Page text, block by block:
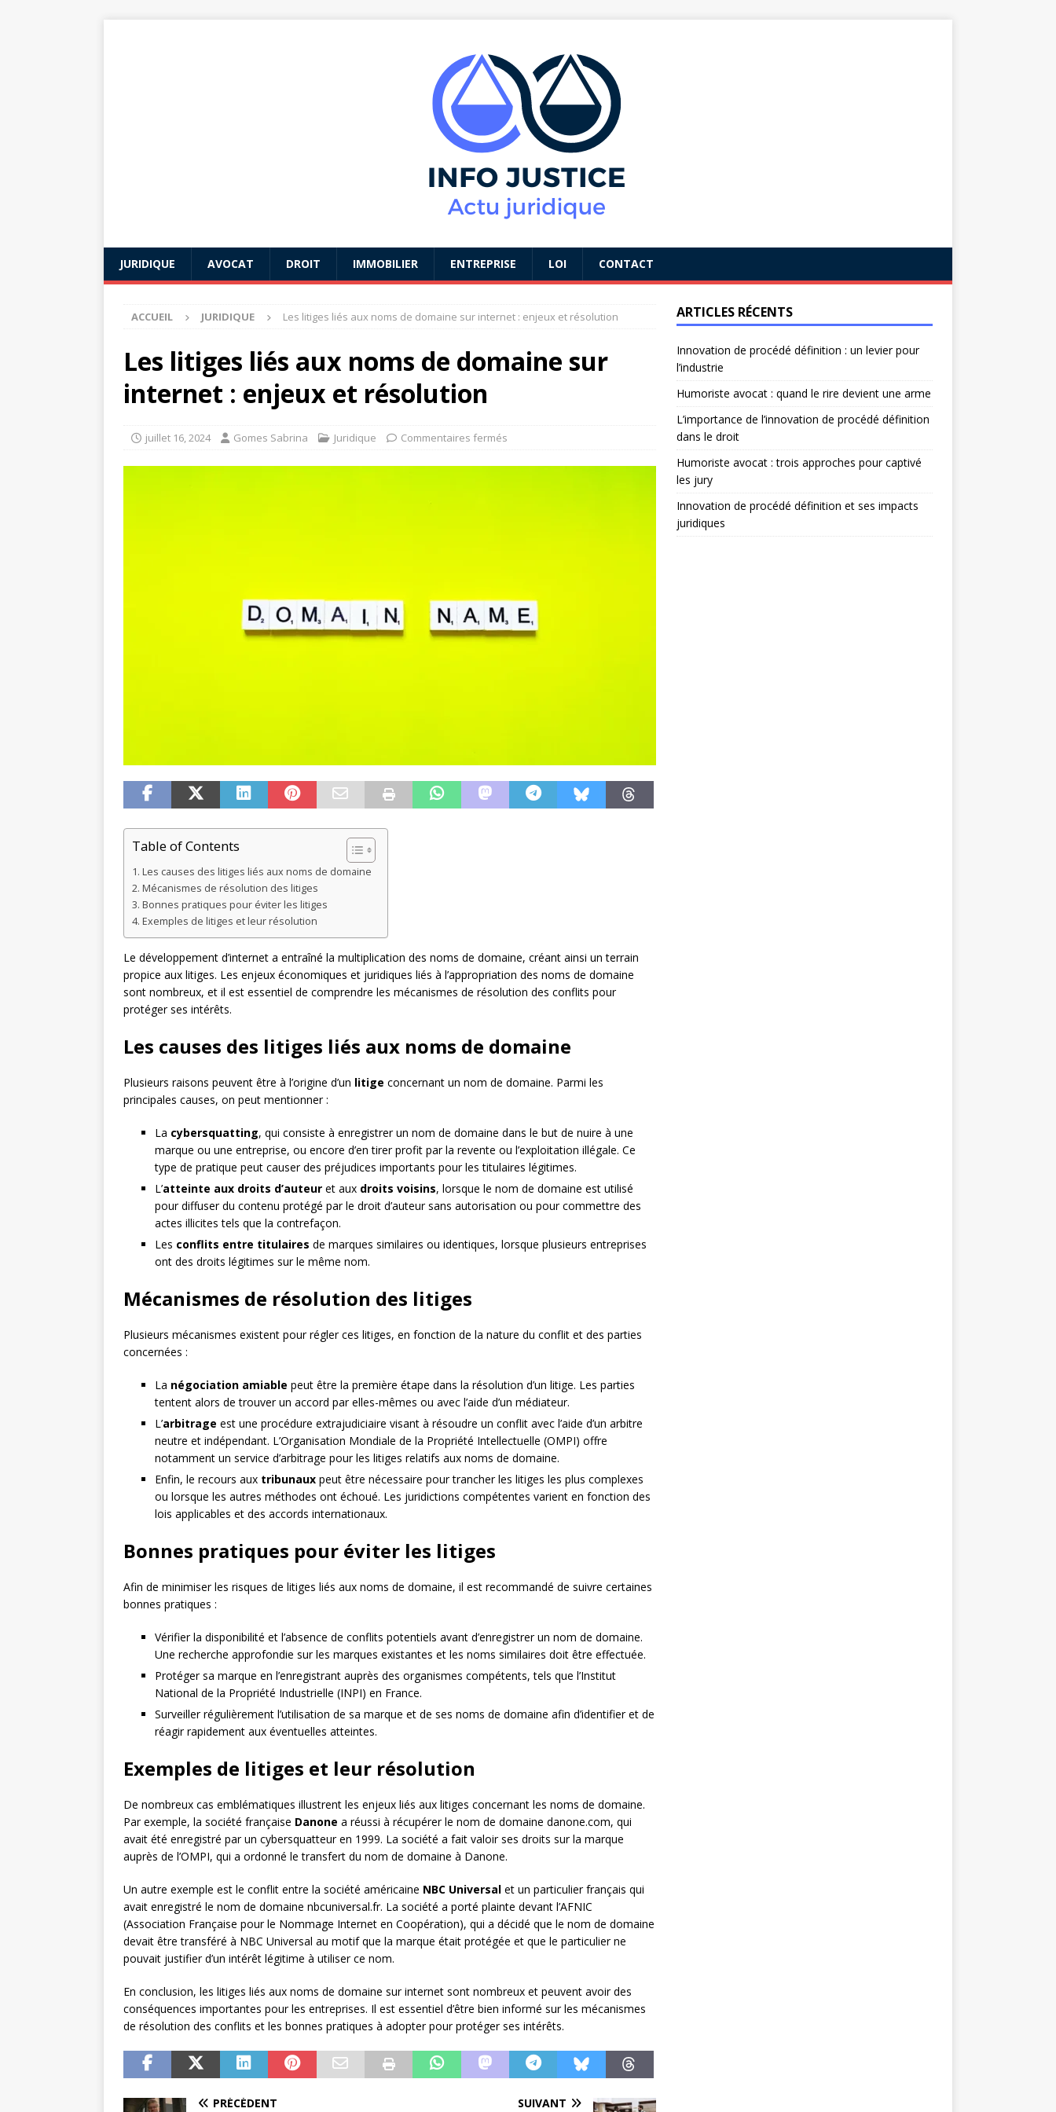
JURIDIQUE AVOCAT DROIT IMMOBILIER ENTREPRISE LOI CONTACT
ACCUEIL JURIDIQUE Les litiges liés aux noms de domaine sur internet : enjeux et résolution
Les litiges liés aux noms de domaine sur
internet : enjeux et résolution
juillet 16, 2024 Gomes Sabrina Juridique Commentaires fermés
Table of Contents
Les causes des litiges liés aux noms de domaine
Mécanismes de résolution des litiges
Bonnes pratiques pour éviter les litiges
Exemples de litiges et leur résolution
Le développement d’internet a entraîné la multiplication des noms de domaine, créant ainsi un terrain
propice aux litiges. Les enjeux économiques et juridiques liés à l’appropriation des noms de domaine
sont nombreux, et il est essentiel de comprendre les mécanismes de résolution des conflits pour
protéger ses intérêts.
Les causes des litiges liés aux noms de domaine
Plusieurs raisons peuvent être à l’origine d’un litige concernant un nom de domaine. Parmi les
principales causes, on peut mentionner :
La cybersquatting, qui consiste à enregistrer un nom de domaine dans le but de nuire à une
marque ou une entreprise, ou encore d’en tirer profit par la revente ou l’exploitation illégale. Ce
type de pratique peut causer des préjudices importants pour les titulaires légitimes.
L’atteinte aux droits d’auteur et aux droits voisins, lorsque le nom de domaine est utilisé
pour diffuser du contenu protégé par le droit d’auteur sans autorisation ou pour commettre des
actes illicites tels que la contrefaçon.
Les conflits entre titulaires de marques similaires ou identiques, lorsque plusieurs entreprises
ont des droits légitimes sur le même nom.
Mécanismes de résolution des litiges
Plusieurs mécanismes existent pour régler ces litiges, en fonction de la nature du conflit et des parties
concernées :
La négociation amiable peut être la première étape dans la résolution d’un litige. Les parties
tentent alors de trouver un accord par elles-mêmes ou avec l’aide d’un médiateur.
L’arbitrage est une procédure extrajudiciaire visant à résoudre un conflit avec l’aide d’un arbitre
neutre et indépendant. L’Organisation Mondiale de la Propriété Intellectuelle (OMPI) offre
notamment un service d’arbitrage pour les litiges relatifs aux noms de domaine.
Enfin, le recours aux tribunaux peut être nécessaire pour trancher les litiges les plus complexes
ou lorsque les autres méthodes ont échoué. Les juridictions compétentes varient en fonction des
lois applicables et des accords internationaux.
Bonnes pratiques pour éviter les litiges
Afin de minimiser les risques de litiges liés aux noms de domaine, il est recommandé de suivre certaines
bonnes pratiques :
Vérifier la disponibilité et l’absence de conflits potentiels avant d’enregistrer un nom de domaine.
Une recherche approfondie sur les marques existantes et les noms similaires doit être effectuée.
Protéger sa marque en l’enregistrant auprès des organismes compétents, tels que l’Institut
National de la Propriété Industrielle (INPI) en France.
Surveiller régulièrement l’utilisation de sa marque et de ses noms de domaine afin d’identifier et de
réagir rapidement aux éventuelles atteintes.
Exemples de litiges et leur résolution
De nombreux cas emblématiques illustrent les enjeux liés aux litiges concernant les noms de domaine.
Par exemple, la société française Danone a réussi à récupérer le nom de domaine danone.com, qui
avait été enregistré par un cybersquatteur en 1999. La société a fait valoir ses droits sur la marque
auprès de l’OMPI, qui a ordonné le transfert du nom de domaine à Danone.
Un autre exemple est le conflit entre la société américaine NBC Universal et un particulier français qui
avait enregistré le nom de domaine nbcuniversal.fr. La société a porté plainte devant l’AFNIC
(Association Française pour le Nommage Internet en Coopération), qui a décidé que le nom de domaine
devait être transféré à NBC Universal au motif que la marque était protégée et que le particulier ne
pouvait justifier d’un intérêt légitime à utiliser ce nom.
En conclusion, les litiges liés aux noms de domaine sur internet sont nombreux et peuvent avoir des
conséquences importantes pour les entreprises. Il est essentiel d’être bien informé sur les mécanismes
de résolution des conflits et les bonnes pratiques à adopter pour protéger ses intérêts.
PRÉCÉDENT SUIVANT
ARTICLES RÉCENTS
Innovation de procédé définition : un levier pour
l’industrie
Humoriste avocat : quand le rire devient une arme
L’importance de l’innovation de procédé définition
dans le droit
Humoriste avocat : trois approches pour captivé
les jury
Innovation de procédé définition et ses impacts
juridiques